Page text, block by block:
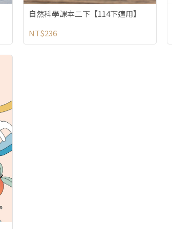
自然科學課本二下【114下適用】
NT$236